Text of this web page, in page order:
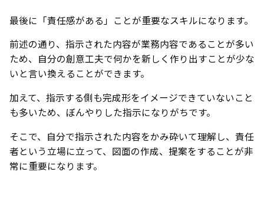
最後に「責任感がある」ことが重要なスキルになります。
前述の通り、指示された内容が業務内容であることが多い
ため、自分の創意工夫で何かを新しく作り出すことが少な
いと言い換えることができます。
加えて、指示する側も完成形をイメージできていないこと
も多いため、ぼんやりした指示になりがちです。
そこで、自分で指示された内容をかみ砕いて理解し、責任
者という立場に立って、図面の作成、提案をすることが非
常に重要になります。